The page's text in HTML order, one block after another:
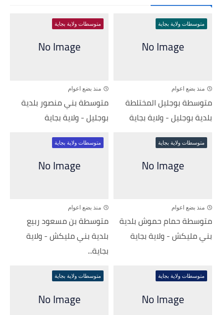
متوسطات ولاية بجاية
منذ بضع اعوام
متوسطة بوجليل المختلطة
بلدية بوجليل - ولاية بجاية
متوسطات ولاية بجاية
منذ بضع اعوام
متوسطة بني منصور بلدية
بوجليل - ولاية بجاية
متوسطات ولاية بجاية
منذ بضع اعوام
متوسطة حمام حموش بلدية
بني مليكش - ولاية بجاية
متوسطات ولاية بجاية
منذ بضع اعوام
متوسطة بن مسعود ربيع
بلدية بني مليكش - ولاية
بجاية...
متوسطات ولاية بجاية متوسطات ولاية بجاية